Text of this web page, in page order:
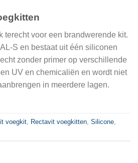
terecht voor een brandwerende kit.
S en bestaat uit één siliconen
zonder primer op verschillende
UV en chemicaliën en wordt niet
in meerdere lagen.
voegkit Rectavit voegkitten Silicone